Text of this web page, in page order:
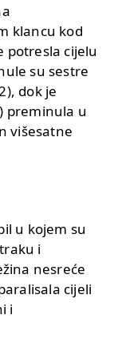
klancu kod
potresla cijelu
su sestre
dok je
preminula u
višesatne
u kojem su
i
nesreće
cijeli
i